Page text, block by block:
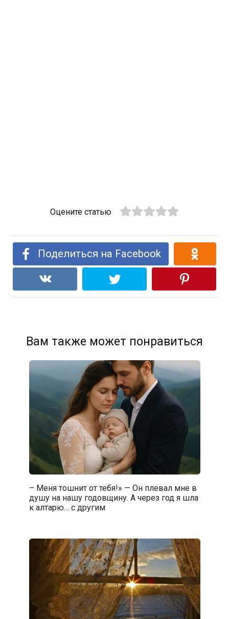
Оцените статью
Поделиться на Facebook
Вам также может понравиться
– Меня тошнит от тебя!» — Он плевал мне в
душу на нашу годовщину. А через год я шла
к алтарю… с другим